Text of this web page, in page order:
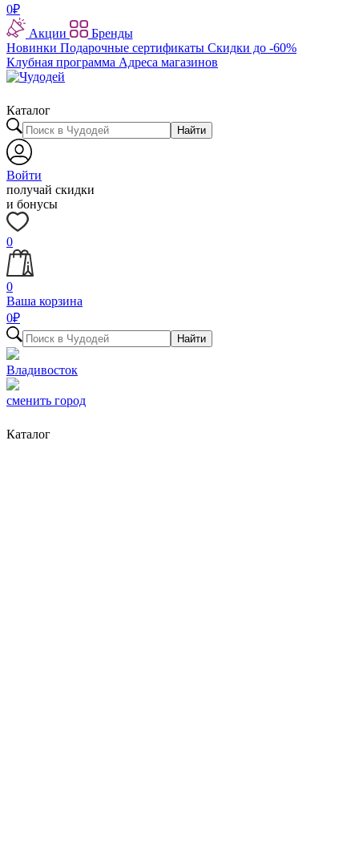
0₽
Акции
Бренды
Новинки Подарочные сертификаты Скидки до -60%
Клубная программа Адреса магазинов
Каталог
Найти
Войти
получай скидки
и бонусы
0
0
Ваша корзина
0₽
Найти
Владивосток
сменить город
Каталог